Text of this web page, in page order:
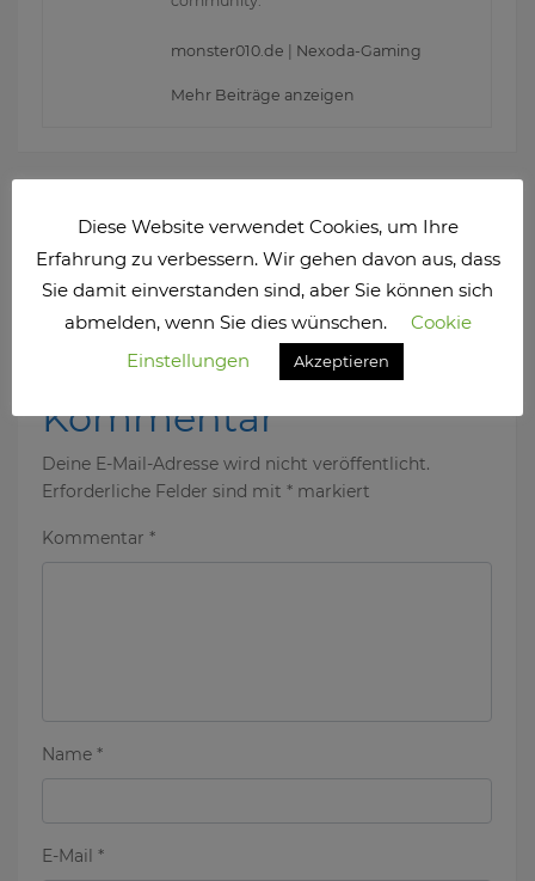
monster010.de Nexoda-Gaming
Mehr Beiträge anzeigen
Vorheriger Beitrag
Nach 2 Jahren…
Kleines Update: LocoLea Kalender
Schreib einen
Kommentar
Deine E-Mail-Adresse wird nicht veröffentlicht.
Erforderliche Felder sind mit * markiert
Kommentar *
Name *
E-Mail *
Diese Website verwendet Cookies, um Ihre
Erfahrung zu verbessern. Wir gehen davon aus, dass
Sie damit einverstanden sind, aber Sie können sich
abmelden, wenn Sie dies wünschen.
Cookie
Einstellungen
Akzeptieren